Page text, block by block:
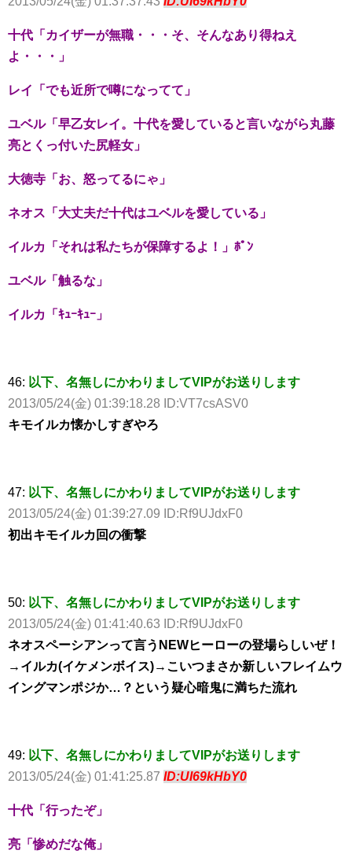
十代「カイザーが無職・・・そ、そんなあり得ねえ
よ・・・」
レイ「でも近所で噂になってて」
ユベル「早乙女レイ。十代を愛していると言いながら丸藤
亮とくっ付いた尻軽女」
大徳寺「お、怒ってるにゃ」
ネオス「大丈夫だ十代はユベルを愛している」
イルカ「それは私たちが保障するよ！」ﾎﾟﾝ
ユベル「触るな」
イルカ「ｷｭｰｷｭｰ」
46: 以下、名無しにかわりましてVIPがお送りします
2013/05/24(金) 01:39:18.28 ID:VT7csASV0
キモイルカ懐かしすぎやろ
47: 以下、名無しにかわりましてVIPがお送りします
2013/05/24(金) 01:39:27.09 ID:Rf9UJdxF0
初出キモイルカ回の衝撃
50: 以下、名無しにかわりましてVIPがお送りします
2013/05/24(金) 01:41:40.63 ID:Rf9UJdxF0
ネオスペーシアンって言うNEWヒーローの登場らしいぜ！
→イルカ(イケメンボイス)→こいつまさか新しいフレイムウ
イングマンポジか…？という疑心暗鬼に満ちた流れ
49: 以下、名無しにかわりましてVIPがお送りします
2013/05/24(金) 01:41:25.87 ID:UI69kHbY0
十代「行ったぞ」
亮「惨めだな俺」